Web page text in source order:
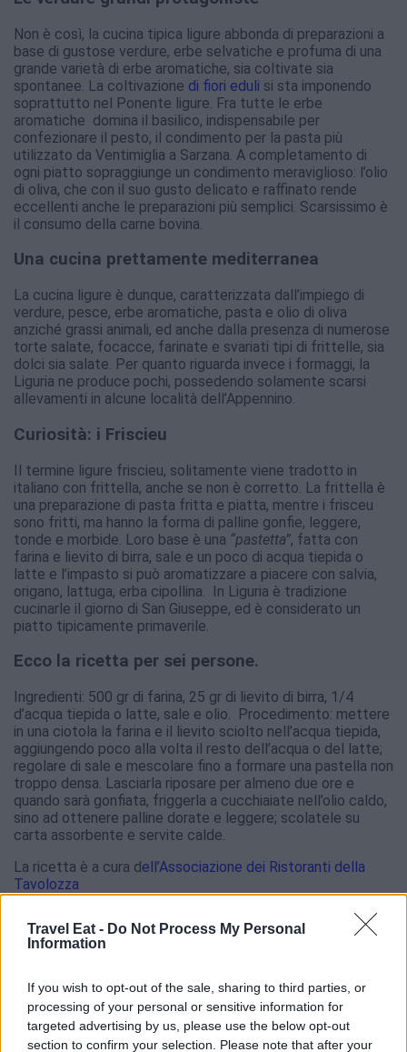
Travel Eat - Do Not Process My Personal
Information
If you wish to opt-out of the sale, sharing to third parties, or
processing of your personal or sensitive information for
targeted advertising by us, please use the below opt-out
section to confirm your selection. Please note that after your
Non è così, la cucina tipica ligure abbonda di preparazioni a
base di gustose verdure, erbe selvatiche e profuma di una
grande varietà di erbe aromatiche, sia coltivate sia
spontanee. La coltivazione di fiori eduli si sta imponendo
soprattutto nel Ponente ligure. Fra tutte le erbe
aromatiche domina il basilico, indispensabile per
confezionare il pesto, il condimento per la pasta più
utilizzato da Ventimiglia a Sarzana. A completamento di
ogni piatto sopraggiunge un condimento meraviglioso: l’olio
di oliva, che con il suo gusto delicato e raffinato rende
eccellenti anche le preparazioni più semplici. Scarsissimo è
il consumo della carne bovina.
Una cucina prettamente mediterranea
La cucina ligure è dunque, caratterizzata dall’impiego di
verdure, pesce, erbe aromatiche, pasta e olio di oliva
anziché grassi animali, ed anche dalla presenza di numerose
torte salate, focacce, farinate e svariati tipi di frittelle, sia
dolci sia salate. Per quanto riguarda invece i formaggi, la
Liguria ne produce pochi, possedendo solamente scarsi
allevamenti in alcune località dell’Appennino.
Curiosità: i Friscieu
Il termine ligure friscieu, solitamente viene tradotto in
italiano con frittella, anche se non è corretto. La frittella è
una preparazione di pasta fritta e piatta, mentre i frisceu
sono fritti, ma hanno la forma di palline gonfie, leggere,
tonde e morbide. Loro base è una “pastetta”, fatta con
farina e lievito di birra, sale e un poco di acqua tiepida o
latte e l’impasto si può aromatizzare a piacere con salvia,
origano, lattuga, erba cipollina. In Liguria è tradizione
cucinarle il giorno di San Giuseppe, ed è considerato un
piatto tipicamente primaverile.
Ecco la ricetta per sei persone.
Ingredienti: 500 gr di farina, 25 gr di lievito di birra, 1/4
d’acqua tiepida o latte, sale e olio. Procedimento: mettere
in una ciotola la farina e il lievito sciolto nell’acqua tiepida,
aggiungendo poco alla volta il resto dell’acqua o del latte;
regolare di sale e mescolare fino a formare una pastella non
troppo densa. Lasciarla riposare per almeno due ore e
quando sarà gonfiata, friggerla a cucchiaiate nell’olio caldo,
sino ad ottenere palline dorate e leggere; scolatele su
carta assorbente e servite calde.
La ricetta è a cura dell’Associazione dei Ristoranti della
Tavolozza